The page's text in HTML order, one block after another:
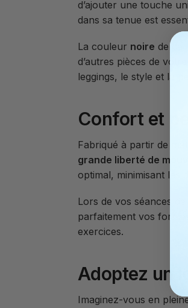
d’ajouter une touche
dans sa tenue est
La couleur noire de ce
d’autres pièces de
leggings, le style et la
Confort et
Fabriqué à partir de
grande liberté de
optimal, minimisant les
Lors de vos séances
parfaitement vos
exercices.
Adoptez un
Imaginez-vous en